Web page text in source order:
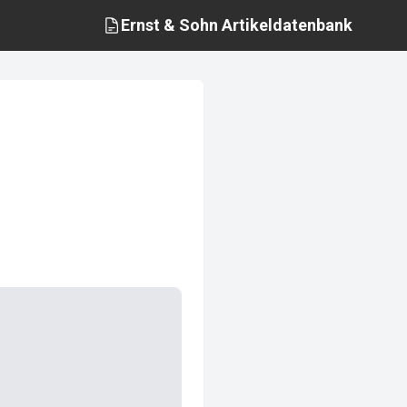
Ernst & Sohn Artikeldatenbank